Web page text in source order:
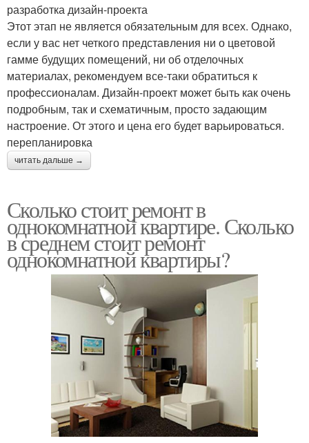
разработка дизайн-проекта
Этот этап не является обязательным для всех. Однако,
если у вас нет четкого представления ни о цветовой
гамме будущих помещений, ни об отделочных
материалах, рекомендуем все-таки обратиться к
профессионалам. Дизайн-проект может быть как очень
подробным, так и схематичным, просто задающим
настроение. От этого и цена его будет варьироваться.
перепланировка
читать дальше →
Сколько стоит ремонт в
однокомнатной квартире. Сколько
в среднем стоит ремонт
однокомнатной квартиры?